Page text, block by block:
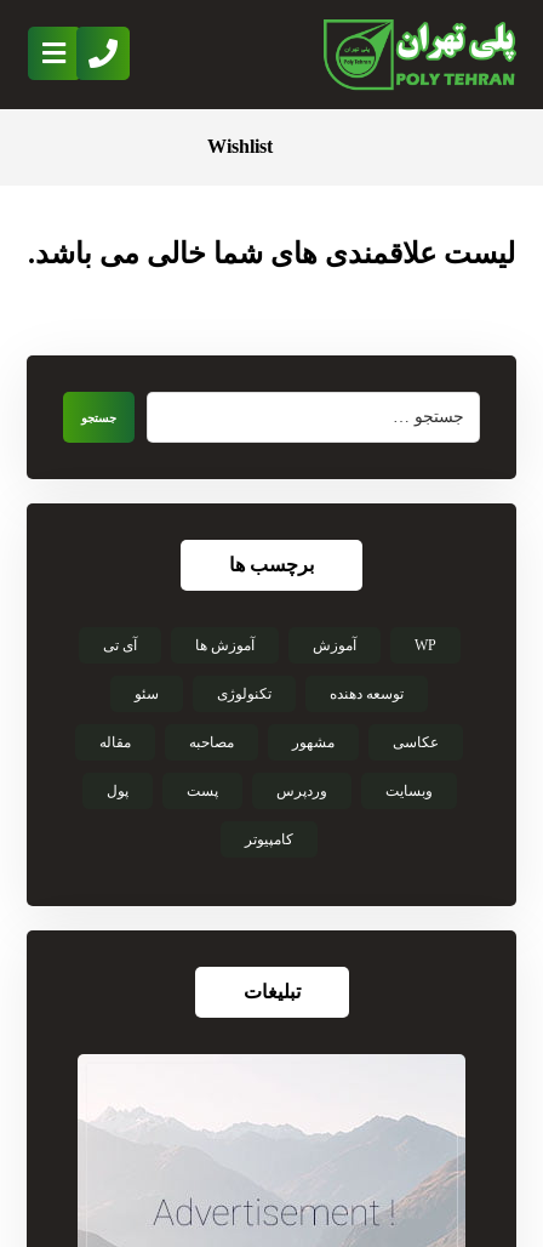
Wishlist
لیست علاقمندی های شما خالی می باشد.
جستجو
برچسب ها
WP آموزش آموزش ها آی تی
توسعه دهنده تکنولوژی سئو
عکاسی مشهور مصاحبه مقاله
وبسایت وردپرس پست پول
کامپیوتر
تبلیغات